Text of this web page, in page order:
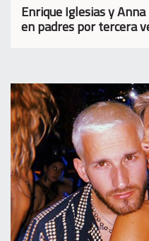
Enrique Iglesias y
en padres por tercera